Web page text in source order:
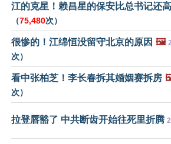
江的克星！赖昌星的保安比总书记还高
（75,480次）
很惨的！江绵恒没留守北京的原因 🖼️
次）
看中张柏芝！李长春拆其婚姻赛拆房
次）
拉登唇豁了 中共断齿开始往死里折腾